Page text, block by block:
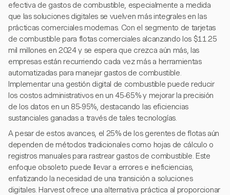
efectiva de gastos de combustible, especialmente a medida
que las soluciones digitales se vuelven más integrales en las
prácticas comerciales modernas. Con el segmento de tarjetas
de combustible para flotas comerciales alcanzando los $11.25
mil millones en 2024 y se espera que crezca aún más, las
empresas están recurriendo cada vez más a herramientas
automatizadas para manejar gastos de combustible.
Implementar una gestión digital de combustible puede reducir
los costos administrativos en un 45-65% y mejorar la precisión
de los datos en un 85-95%, destacando las eficiencias
sustanciales ganadas a través de tales tecnologías.
A pesar de estos avances, el 25% de los gerentes de flotas aún
dependen de métodos tradicionales como hojas de cálculo o
registros manuales para rastrear gastos de combustible. Este
enfoque obsoleto puede llevar a errores e ineficiencias,
enfatizando la necesidad de una transición a soluciones
digitales. Harvest ofrece una alternativa práctica al proporcionar